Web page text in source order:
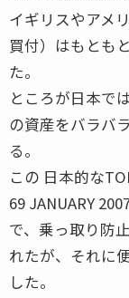
イギリスやアメ
買付）はもとも
た。
ところが日本で
の資産をバラバ
る。
この 日本的な
69 JANUARY
で、乗っ取り防
れたが、それに
した。